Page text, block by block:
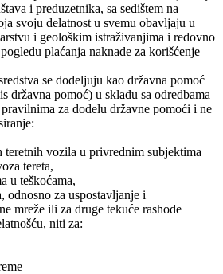
i preduzetnika, sa sedištem na
svoju delatnost u svemu obavljaju u
i geološkim istraživanjima i redovno
plaćanja naknade za korišćenje
se dodeljuju kao državna pomoć
državna pomoć) u skladu sa odredbama
za dodelu državne pomoći i ne
vozila u privrednim subjektima
tereta,
u teškoćama,
za uspostavljanje i
mreže ili za druge tekuće rashode
niti za: